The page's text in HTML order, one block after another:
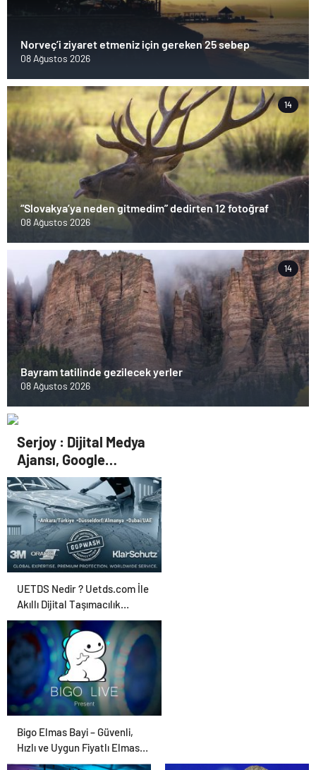
Norveç’i ziyaret etmeniz için gereken 25 sebep
08 Ağustos 2026
14
“Slovakya’ya neden gitmedim” dedirten 12 fotoğraf
08 Ağustos 2026
14
Bayram tatilinde gezilecek yerler
08 Ağustos 2026
Serjoy : Dijital Medya
Ajansı, Google
Reklam Ajansı, SEO
Ajansı ve Web
Tasarım Ajansı
UETDS Nedir ? Uetds.com İle
Akıllı Dijital Taşımacılık
Yazılımı
Bigo Elmas Bayi – Güvenli,
Hızlı ve Uygun Fiyatlı Elmas
Satın Almanın Yeni Adresi